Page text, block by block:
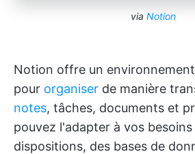
via Notion
Notion offre un
pour organiser de manière
notes, tâches, documents et
pouvez l'adapter à vos
dispositions, des bases de